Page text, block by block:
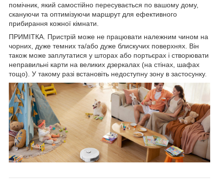
помічник, який самостійно пересувається по вашому дому,
скануючи та оптимізуючи маршрут для ефективного
прибирання кожної кімнати.
ПРИМІТКА. Пристрій може не працювати належним чином на
чорних, дуже темних та/або дуже блискучих поверхнях. Він
також може заплутатися у шторах або портьєрах і створювати
неправильні карти на великих дзеркалах (на стінах, шафах
тощо). У такому разі встановіть недоступну зону в застосунку.